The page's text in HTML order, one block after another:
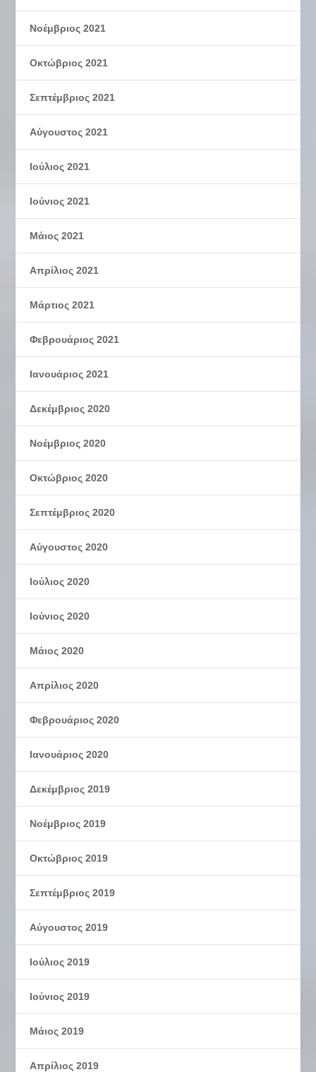
Νοέμβριος 2021
Οκτώβριος 2021
Σεπτέμβριος 2021
Αύγουστος 2021
Ιούλιος 2021
Ιούνιος 2021
Μάιος 2021
Απρίλιος 2021
Μάρτιος 2021
Φεβρουάριος 2021
Ιανουάριος 2021
Δεκέμβριος 2020
Νοέμβριος 2020
Οκτώβριος 2020
Σεπτέμβριος 2020
Αύγουστος 2020
Ιούλιος 2020
Ιούνιος 2020
Μάιος 2020
Απρίλιος 2020
Φεβρουάριος 2020
Ιανουάριος 2020
Δεκέμβριος 2019
Νοέμβριος 2019
Οκτώβριος 2019
Σεπτέμβριος 2019
Αύγουστος 2019
Ιούλιος 2019
Ιούνιος 2019
Μάιος 2019
Απρίλιος 2019